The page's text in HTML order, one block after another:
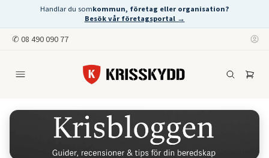
Handlar du somkommun, företag eller organisation?
Besök vår företagsportal →
✆ 08 490 090 77